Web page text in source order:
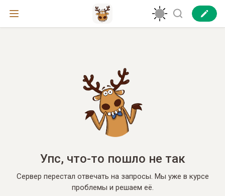
Упс, что-то пошло не так
Сервер перестал отвечать на запросы. Мы уже в курсе
проблемы и решаем её.